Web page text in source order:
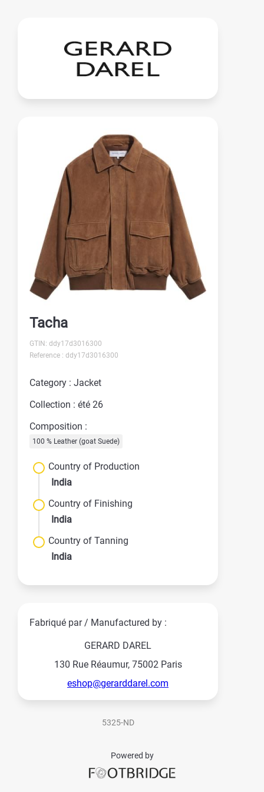
Tacha
GTIN: ddy17d3016300
Reference : ddy17d3016300
Category : Jacket
Collection : été 26
Composition :
100 % Leather (goat Suede)
Country of Production
India
Country of Finishing
India
Country of Tanning
India
Fabriqué par / Manufactured by :
GERARD DAREL
130 Rue Réaumur, 75002 Paris
eshop@gerarddarel.com
5325-ND
Powered by